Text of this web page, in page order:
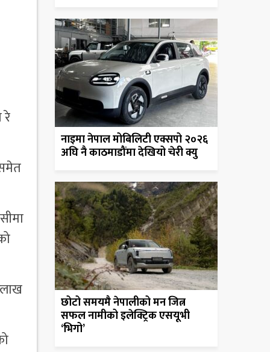
रे
नाइमा नेपाल मोबिलिटी एक्सपो २०२६
अघि नै काठमाडौंमा देखियो चेरी क्यु
छोटो समयमै नेपालीको मन जित्न
सफल नामीको इलेक्ट्रिक एसयूभी
‘भिगो’